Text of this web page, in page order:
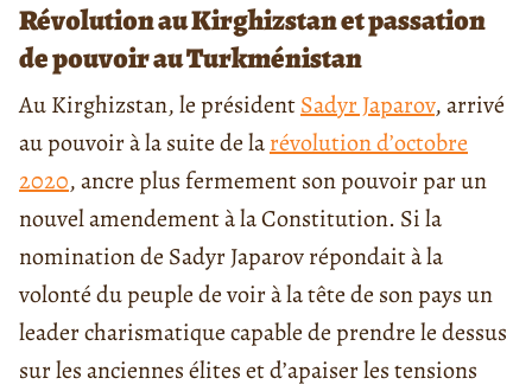
Révolution au Kirghizstan et passation
de pouvoir au Turkménistan
Au Kirghizstan, le présidentSadyr Japarov, arrivé
au pouvoir à la suite de larévolution d’octobre
2020, ancre plus fermement son pouvoir par un
nouvel amendement à la Constitution. Si la
nomination de Sadyr Japarov répondait à la
volonté du peuple de voir à la tête de son pays un
leader charismatique capable de prendre le dessus
sur les anciennes élites et d’apaiser les tensions